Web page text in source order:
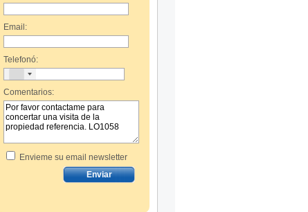
Email:
Telefonó:
Comentarios:
Envieme su email newsletter